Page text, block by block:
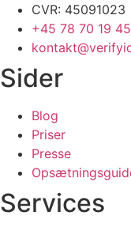
CVR: 45091023
+45 78 70 19 45
Sider
Blog
Priser
Presse
Services